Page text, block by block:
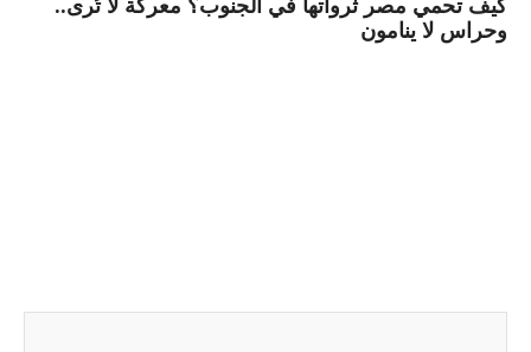
وحراس لا ينامون